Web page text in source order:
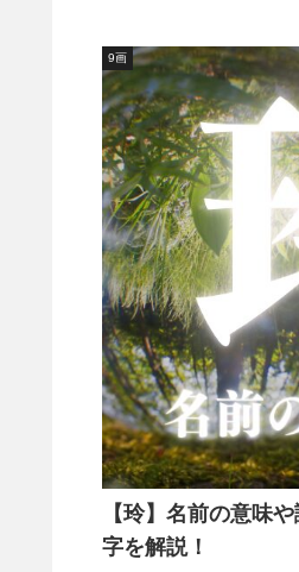
9画
【玲】名前の意味
字を解説！